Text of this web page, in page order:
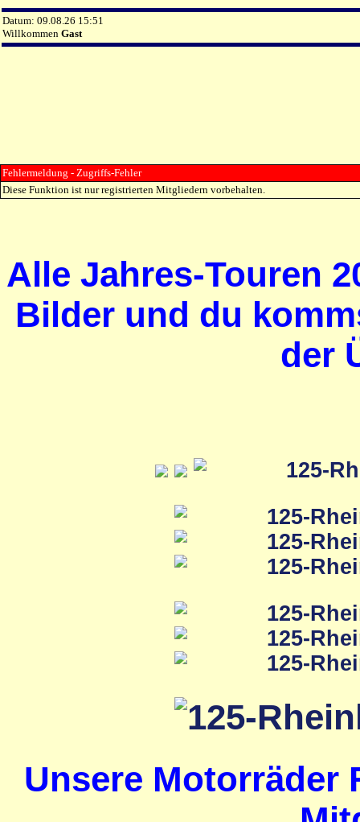
Datum: 09.08.26 15:51
Willkommen Gast
Fehlermeldung - Zugriffs-Fehler
Diese Funktion ist nur registrierten Mitgliedern vorbehalten.
Alle Jahres-Touren
Bilder und du
der
Unsere Motorräder